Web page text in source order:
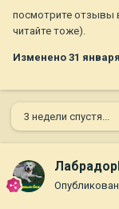
посмотрите отзывы
читайте тоже).
Изменено 31
3 недели спустя...